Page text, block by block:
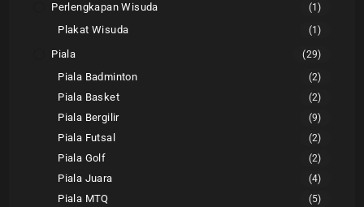
Perlengkapan Wisuda (1)
Plakat Wisuda (1)
Piala (29)
Piala Badminton (2)
Piala Basket (2)
Piala Bergilir (9)
Piala Futsal (2)
Piala Golf (2)
Piala Juara (4)
Piala MTQ (5)